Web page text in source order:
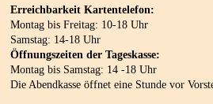
Erreichbarkeit Kartentelefon:
Montag bis Freitag: 10-18 Uhr
Samstag: 14-18 Uhr
Öffnungszeiten der Tageskasse:
Montag bis Samstag: 14 -18 Uhr
Die Abendkasse öffnet eine Stunde vor